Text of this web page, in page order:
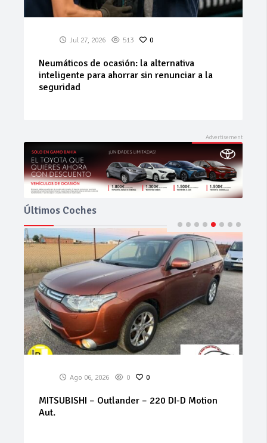
Jul 23, 2026 183 0
La 42ª Subida a Vejer comienza a perfilarse
Últimos Coches
Ago 06, 2026 0 0
VOLVO – S60 B4 2.0 FWD Core AUTO 197cv